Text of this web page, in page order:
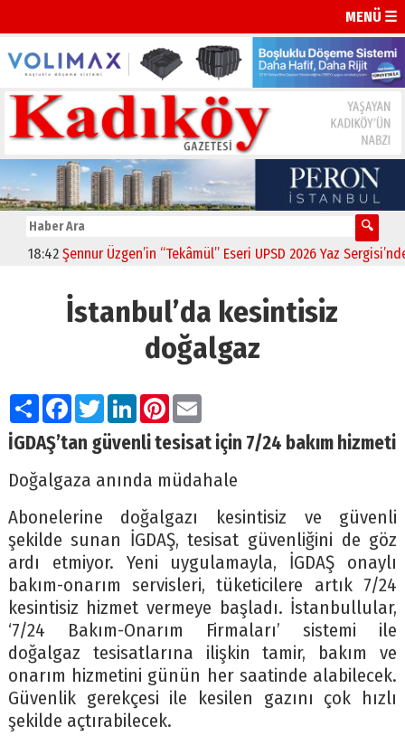
MENÜ ☰
18:42 Şennur Üzgen’in “Tekâmül” Eseri UPSD 2026 Yaz Sergisi’nde
İstanbul’da kesintisiz
doğalgaz
PaylaşFacebook
TwitterLinkedIn
Pinterest
Email
İGDAŞ’tan güvenli tesisat için 7/24 bakım hizmeti
Doğalgaza anında müdahale
Abonelerine doğalgazı kesintisiz ve güvenli
şekilde sunan İGDAŞ, tesisat güvenliğini de göz
ardı etmiyor. Yeni uygulamayla, İGDAŞ onaylı
bakım-onarım servisleri, tüketicilere artık 7/24
kesintisiz hizmet vermeye başladı. İstanbullular,
‘7/24 Bakım-Onarım Firmaları’ sistemi ile
doğalgaz tesisatlarına ilişkin tamir, bakım ve
onarım hizmetini günün her saatinde alabilecek.
Güvenlik gerekçesi ile kesilen gazını çok hızlı
şekilde açtırabilecek.